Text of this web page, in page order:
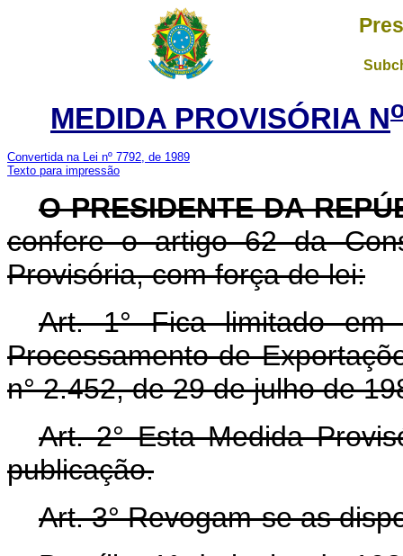
MEDIDA PROVISÓRIA N
Convertida na Lei nº 7792, de 1989
Texto para impressão
O PRESIDENTE DA
confere o artigo 62 da
Provisória, com força de lei:
Art. 1° Fica limitado
Processamento de
n° 2.452, de 29 de julho de
Art. 2° Esta Medida
publicação.
Art. 3° Revogam-se as